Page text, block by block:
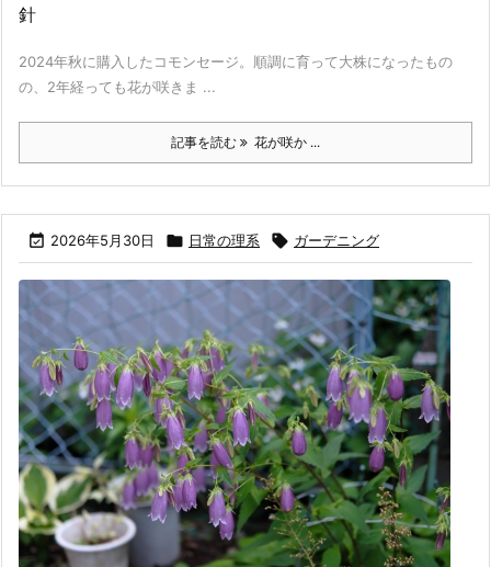
針
2024年秋に購入したコモンセージ。順調に育って大株になったもの
の、2年経っても花が咲きま ...
記事を読む 花が咲か ...
 2026年5月30日  日常の理系  ガーデニング